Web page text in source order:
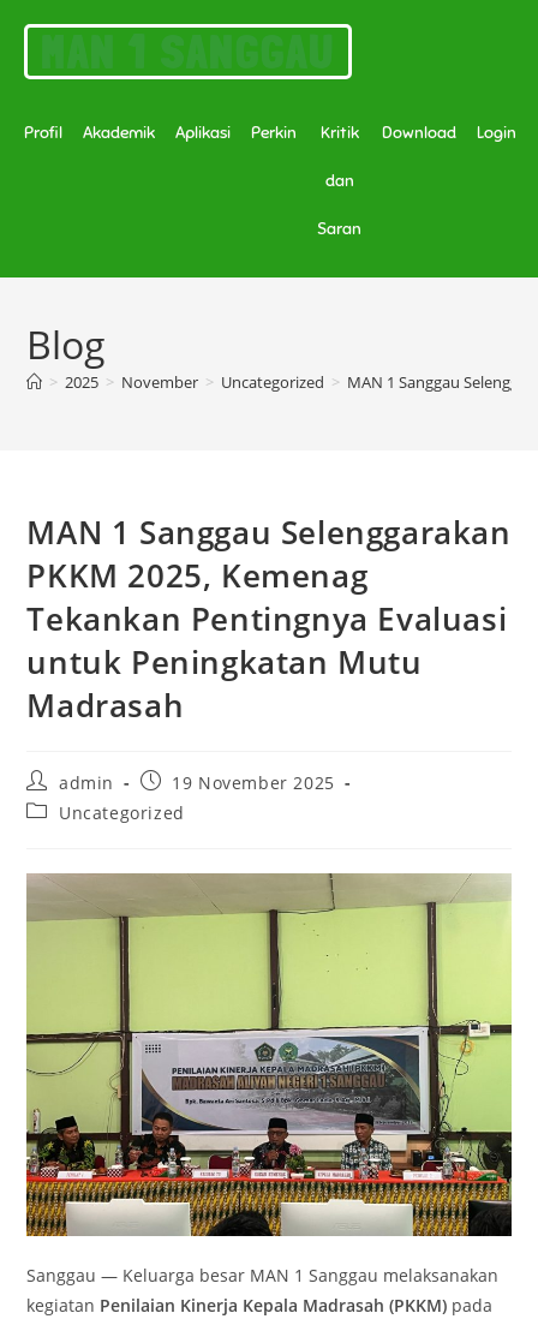
MAN 1 SANGGAU
Profil Akademik Aplikasi Perkin Kritik
dan
Saran
Download Login
Blog
> 2025 > November > Uncategorized > MAN 1 Sanggau
MAN 1 Sanggau Selenggarakan
PKKM 2025, Kemenag
Tekankan Pentingnya Evaluasi
untuk Peningkatan Mutu
Madrasah
admin
19 November 2025
Uncategorized
Sanggau — Keluarga besar MAN 1 Sanggau melaksanakan
kegiatan Penilaian Kinerja Kepala Madrasah (PKKM) pada